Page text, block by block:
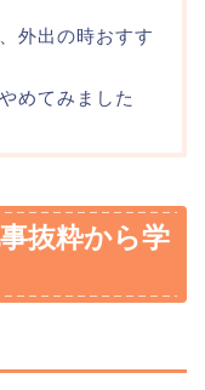
外出の時おすす
めてみました
抜粋から学